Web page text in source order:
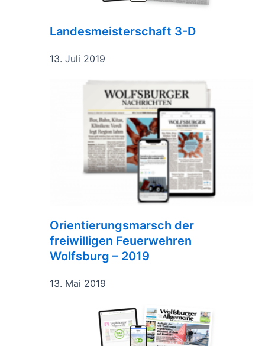
Landesmeisterschaft 3-D
13. Juli 2019
Orientierungsmarsch der
freiwilligen Feuerwehren
Wolfsburg – 2019
13. Mai 2019